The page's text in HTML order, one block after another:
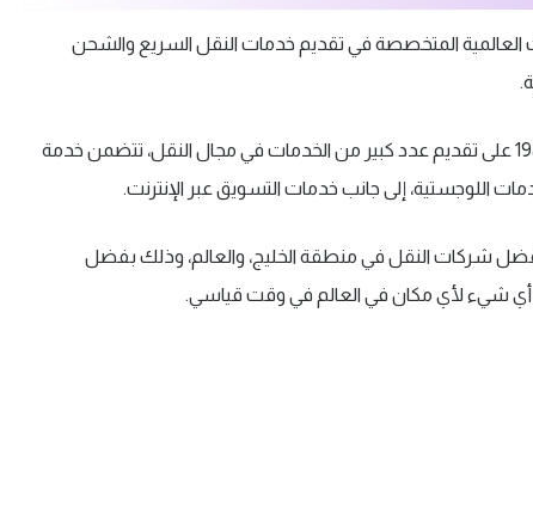
المتخصصة في تقديم خدمات النقل السريع والشحن
حرصت الشركة منذ بداية تأسيسها عام 1982 على تقديم عدد كبير من الخدمات في مجال النقل، تتضمن خدمة
اللوجستية، إلى جانب خدمات التسويق عبر الإنترنت.
شركات النقل في منطقة الخليج، والعالم، وذلك بفضل
أي شيء لأي مكان في العالم في وقت قياسي.